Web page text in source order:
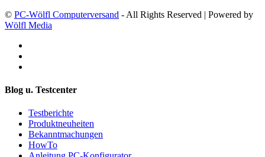
© PC-Wölfl Computerversand - All Rights Reserved | Powered by
Wölfl Media
Blog u. Testcenter
Testberichte
Produktneuheiten
Bekanntmachungen
HowTo